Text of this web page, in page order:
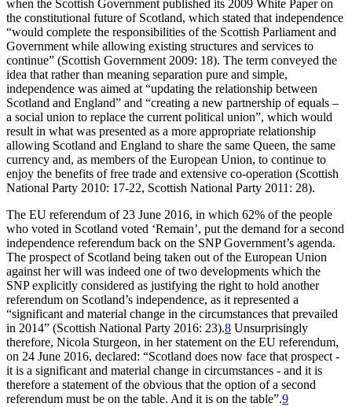
when the Scottish Government published its 2009 White Paper on
the constitutional future of Scotland, which stated that independence
“would complete the responsibilities of the Scottish Parliament and
Government while allowing existing structures and services to
continue” (Scottish Government 2009: 18). The term conveyed the
idea that rather than meaning separation pure and simple,
independence was aimed at “updating the relationship between
Scotland and England” and “creating a new partnership of equals –
a social union to replace the current political union”, which would
result in what was presented as a more appropriate relationship
allowing Scotland and England to share the same Queen, the same
currency and, as members of the European Union, to continue to
enjoy the benefits of free trade and extensive co-operation (Scottish
National Party 2010: 17-22, Scottish National Party 2011: 28).
The EU referendum of 23 June 2016, in which 62% of the people
who voted in Scotland voted ‘Remain’, put the demand for a second
independence referendum back on the SNP Government’s agenda.
The prospect of Scotland being taken out of the European Union
against her will was indeed one of two developments which the
SNP explicitly considered as justifying the right to hold another
referendum on Scotland’s independence, as it represented a
“significant and material change in the circumstances that prevailed
in 2014” (Scottish National Party 2016: 23).8 Unsurprisingly
therefore, Nicola Sturgeon, in her statement on the EU referendum,
on 24 June 2016, declared: “Scotland does now face that prospect -
it is a significant and material change in circumstances - and it is
therefore a statement of the obvious that the option of a second
referendum must be on the table. And it is on the table”.9